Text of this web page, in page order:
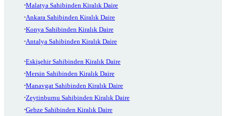
Malatya Sahibinden Kiralık Daire
Ankara Sahibinden Kiralık Daire
Konya Sahibinden Kiralık Daire
Antalya Sahibinden Kiralık Daire
Eskişehir Sahibinden Kiralık Daire
Mersin Sahibinden Kiralık Daire
Manavgat Sahibinden Kiralık Daire
Zeytinburnu Sahibinden Kiralık Daire
Gebze Sahibinden Kiralık Daire